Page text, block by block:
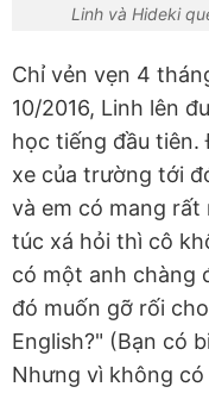
Linh và Hideki
Chỉ vẻn vẹn 4
10/2016, Linh lên
học tiếng đầu
xe của trường tới
và em có mang
túc xá hỏi thì cô
có một anh chàng
đó muốn gỡ rối
English?" (Bạn có
Nhưng vì không